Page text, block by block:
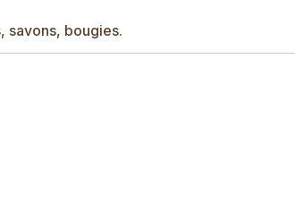
savons, bougies.